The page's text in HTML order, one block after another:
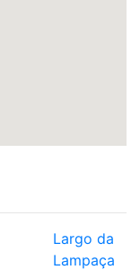
Largo da
Lampaça